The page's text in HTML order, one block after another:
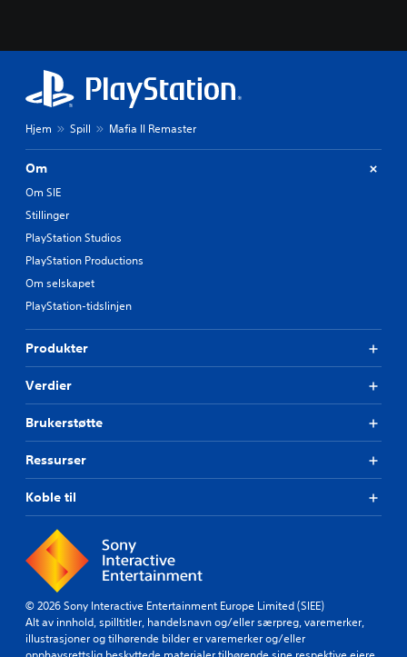
Hjem Spill Mafia II Remaster
Om
Om SIE
Stillinger
PlayStation Studios
PlayStation Productions
Om selskapet
PlayStation-tidslinjen
Produkter
Verdier
Brukerstøtte
Ressurser
Koble til
© 2026 Sony Interactive Entertainment Europe Limited (SIEE)
Alt av innhold, spilltitler, handelsnavn og/eller særpreg, varemerker,
illustrasjoner og tilhørende bilder er varemerker og/eller